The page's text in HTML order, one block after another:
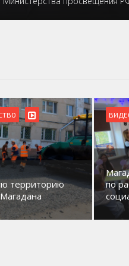
территорию
по